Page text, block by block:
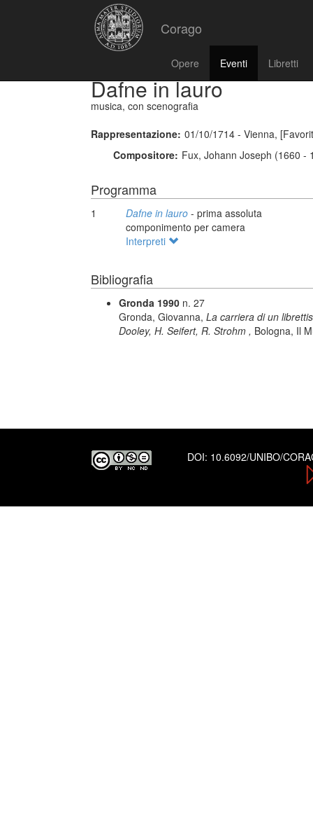
Corago
Opere Eventi Libretti
Dafne in lauro
musica, con scenografia
Rappresentazione: 01/10/1714 - Vienna,
Compositore: Fux, Johann Joseph (1660 -
Programma
1 Dafne in lauro - prima assoluta
componimento per camera
Interpreti
Bibliografia
Gronda 1990 n. 27
Gronda, Giovanna, La carriera di un
Dooley, H. Seifert, R. Strohm , Bologna, Il
DOI: 10.6092/UNIBO/